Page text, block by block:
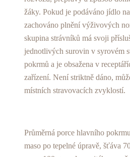
žáky. Pokud je podáváno jídlo
zachováno plnění výživových
skupina strávníků má svoji
jednotlivých surovin v syrovém
pokrmů a je obsažena v
zařízení. Není striktně dáno,
místních stravovacích zvyklostí.
Průměrná porce hlavního
maso po tepelné úpravě, šťáva